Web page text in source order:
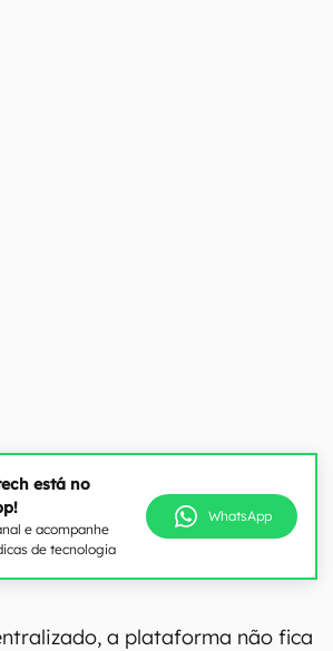
está no
e acompanhe
de tecnologia
WhatsApp
a plataforma não fica